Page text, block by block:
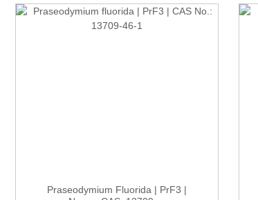
Praseodymium Fluorida | PrF3 |